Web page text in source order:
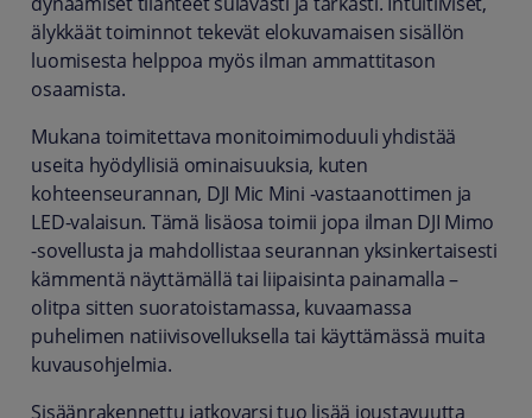
älykkäät toiminnot tekevät elokuvamaisen sisällön
luomisesta helppoa myös ilman ammattitason
osaamista.
Mukana toimitettava monitoimimoduuli yhdistää
useita hyödyllisiä ominaisuuksia, kuten
kohteenseurannan, DJI Mic Mini -vastaanottimen ja
LED-valaisun. Tämä lisäosa toimii jopa ilman DJI Mimo
-sovellusta ja mahdollistaa seurannan yksinkertaisesti
kämmentä näyttämällä tai liipaisinta painamalla –
olitpa sitten suoratoistamassa, kuvaamassa
puhelimen natiivisovelluksella tai käyttämässä muita
kuvausohjelmia.
Sisäänrakennettu jatkovarsi tuo lisää joustavuutta